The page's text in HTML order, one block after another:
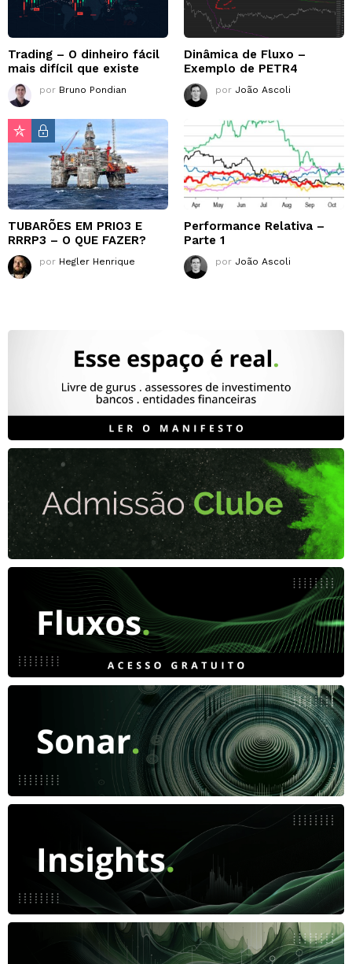
Trading – O dinheiro fácil
mais difícil que existe
por Bruno Pondian
Dinâmica de Fluxo –
Exemplo de PETR4
por João Ascoli
TUBARÕES EM PRIO3 E
RRRP3 – O QUE FAZER?
por Hegler Henrique
Performance Relativa –
Parte 1
por João Ascoli